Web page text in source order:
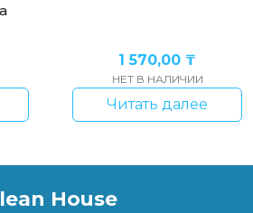
1 570,00 ₸
НЕТ В НАЛИЧИИ
Читать далее
House